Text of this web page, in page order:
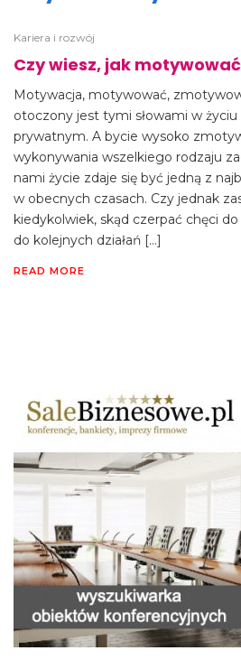
Kariera i rozwój
Czy wiesz, jak
Motywacja, motywować,
otoczony jest tymi słowami w
prywatnym. A bycie wysoko
wykonywania wszelkiego rodzaju
nami życie zdaje się być jedną z
w obecnych czasach. Czy jednak
kiedykolwiek, skąd czerpać chęci
do kolejnych działań […]
READ MORE